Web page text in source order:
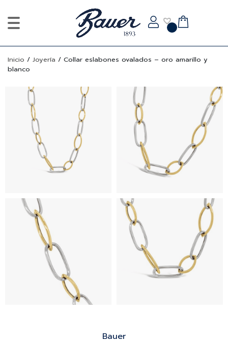
Inicio / Joyería / Collar eslabones ovalados – oro amarillo y
blanco
Bauer